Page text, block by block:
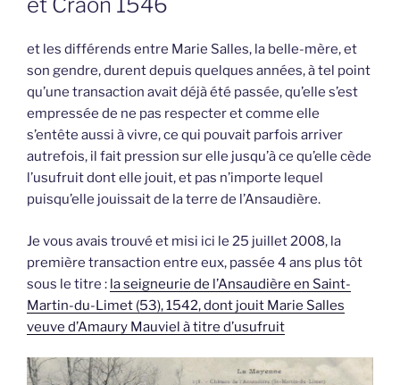
et les différends entre Marie Salles, la belle-mère, et
son gendre, durent depuis quelques années, à tel point
qu’une transaction avait déjà été passée, qu’elle s’est
empressée de ne pas respecter et comme elle
s’entête aussi à vivre, ce qui pouvait parfois arriver
autrefois, il fait pression sur elle jusqu’à ce qu’elle cède
l’usufruit dont elle jouit, et pas n’importe lequel
puisqu’elle jouissait de la terre de l’Ansaudière.
Je vous avais trouvé et misi ici le 25 juillet 2008, la
première transaction entre eux, passée 4 ans plus tôt
sous le titre : la seigneurie de l’Ansaudière en Saint-
Martin-du-Limet (53), 1542, dont jouit Marie Salles
veuve d’Amaury Mauviel à titre d’usufruit